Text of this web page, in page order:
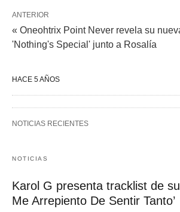
ANTERIOR
« Oneohtrix Point Never revela su
'Nothing's Special' junto a Rosalía
HACE 5 AÑOS
NOTICIAS RECIENTES
NOTICIAS
Karol G presenta tracklist de
Me Arrepiento De Sentir Tanto’